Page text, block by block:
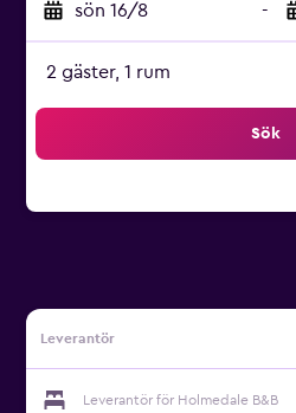
sön 16/8 -
2 gäster, 1 rum
Sök
Leverantör
Leverantör för Holmedale B&B